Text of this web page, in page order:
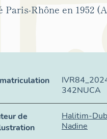
Rhône en 1952
342NUCA
de
Halitim-
Nadine